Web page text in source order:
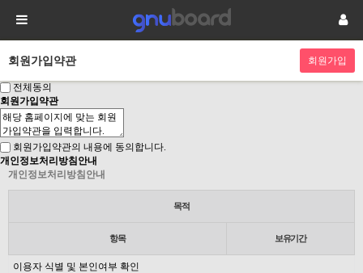
회원가입약관
전체동의
회원가입약관
회원가입약관의 내용에 동의합니다.
개인정보처리방침안내
개인정보처리방침안내
목적
항목 보유기간
이용자 식별 및 본인여부 확인